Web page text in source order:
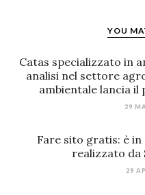
YOU
Catas specializzato in
analisi nel settore
ambientale lancia il
29
Fare sito gratis: è
realizzato da
29